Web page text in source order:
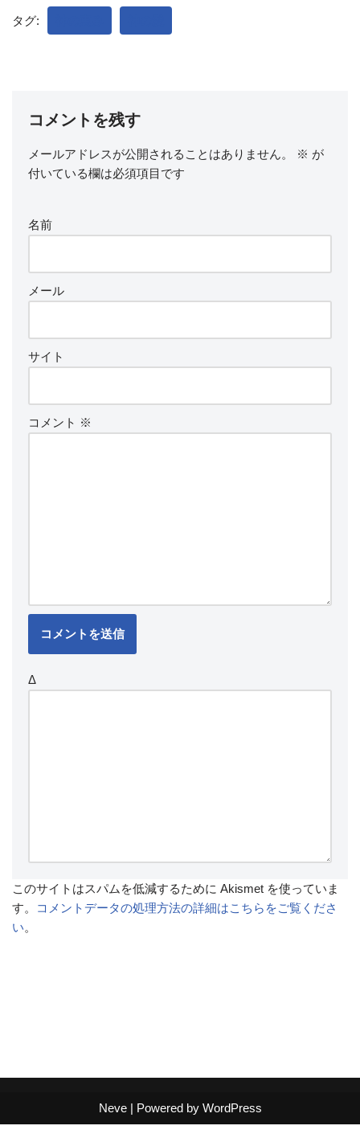
タグ:
コメントを残す
メールアドレスが公開されることはありません。 ※ が
付いている欄は必須項目です
名前
メール
サイト
コメント ※
Δ
このサイトはスパムを低減するために Akismet を使っていま
す。
コメントデータの処理方法の詳細はこちらをご覧くださ
い。
Neve| Powered by WordPress